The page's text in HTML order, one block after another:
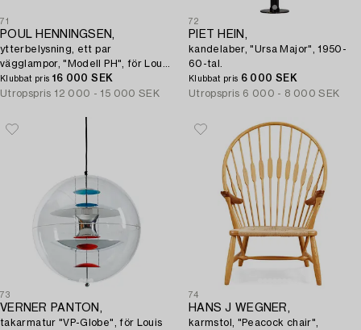
71
POUL HENNINGSEN,
ytterbelysning, ett par
vägglampor, "Modell PH", för Louis
Poulsen, Danmark.
Klubbat pris 16 000 SEK
Utropspris 12 000 - 15 000 SEK
72
PIET HEIN,
kandelaber, "Ursa Major", 1950-
60-tal.
Klubbat pris 6 000 SEK
Utropspris 6 000 - 8 000 SEK
73
VERNER PANTON,
takarmatur "VP-Globe", för Louis
74
HANS J WEGNER,
karmstol, "Peacock chair",